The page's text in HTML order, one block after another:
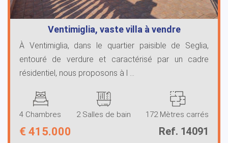
Ventimiglia, vaste villa à vendre
À Ventimiglia, dans le quartier paisible de Seglia,
entouré de verdure et caractérisé par un cadre
résidentiel, nous proposons à l ...
4 Chambres 2 Salles de bain 172 Mètres carrés
€ 415.000 Ref. 14091